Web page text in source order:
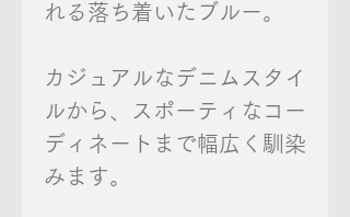
れる落ち着いたブルー。
カジュアルなデニムスタイ
ルから、スポーティなコー
ディネートまで幅広く馴染
みます。